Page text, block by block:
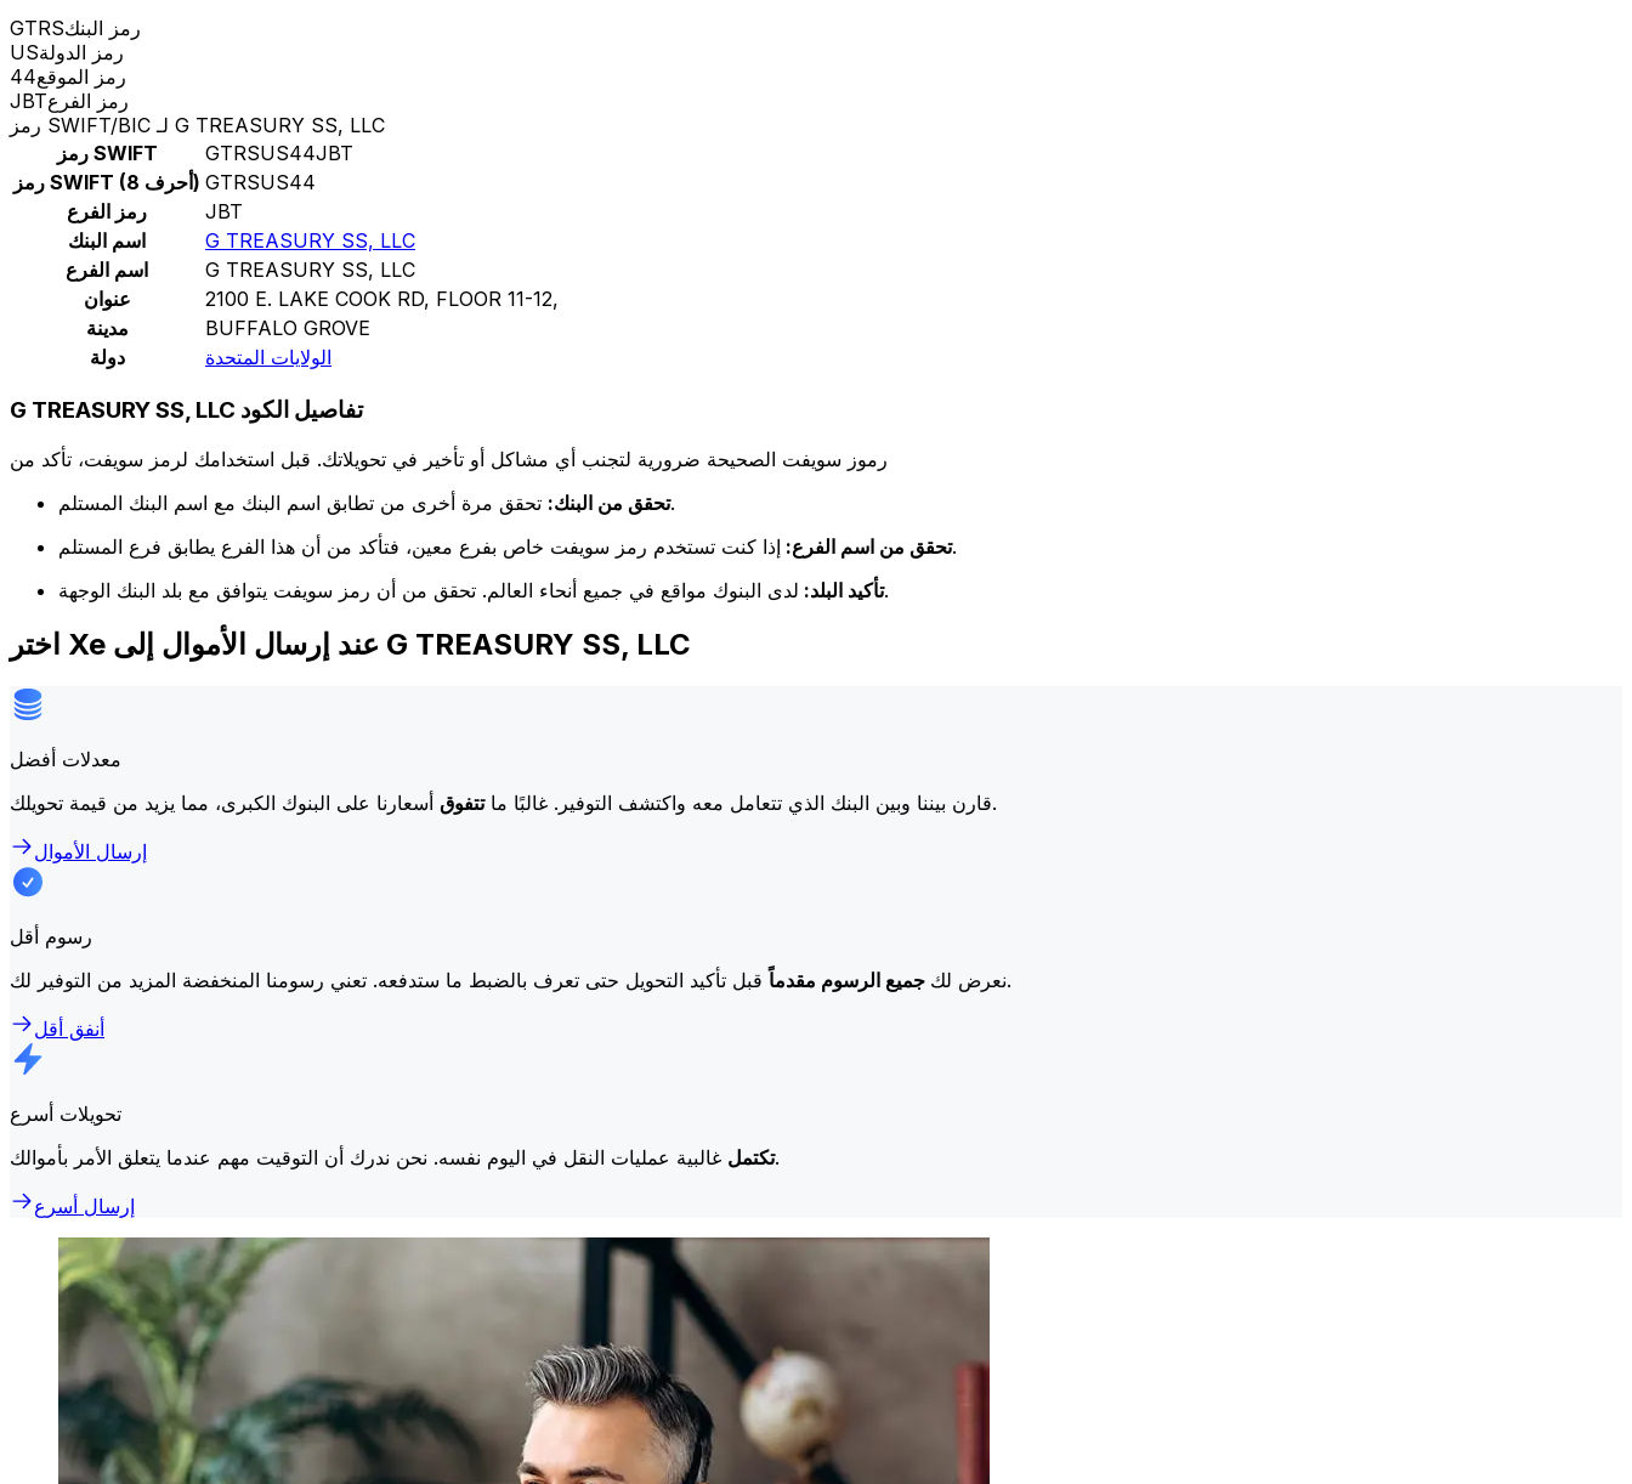
GTRSرمز البنك
USرمز الدولة
44رمز الموقع
JBTرمز الفرع
رمز SWIFT/BIC لـ G TREASURY SS, LLC
رمز SWIFT
GTRSUS44JBT
رمز SWIFT (8 أحرف) GTRSUS44
رمز الفرع
JBT
اسم البنك
G TREASURY SS, LLC
اسم الفرع
G TREASURY SS, LLC
عنوان
2100 E. LAKE COOK RD, FLOOR 11-12,
مدينة
BUFFALO GROVE
دولة
الولايات المتحدة
G TREASURY SS, LLC تفاصيل الكود
رموز سويفت الصحيحة ضرورية لتجنب أي مشاكل أو تأخير في تحويلاتك. قبل استخدامك لرمز سويفت، تأكد من
تحقق من البنك:تحقق مرة أخرى من تطابق اسم البنك مع اسم البنك المستلم.
تحقق من اسم الفرع:إذا كنت تستخدم رمز سويفت خاص بفرع معين، فتأكد من أن هذا الفرع يطابق فرع المستلم.
تأكيد البلد:لدى البنوك مواقع في جميع أنحاء العالم. تحقق من أن رمز سويفت يتوافق مع بلد البنك الوجهة.
اختر Xe عند إرسال الأموال إلى G TREASURY SS, LLC
معدلات أفضل
قارن بيننا وبين البنك الذي تتعامل معه واكتشف التوفير. غالبًا ماتتفوق
أسعارنا على البنوك الكبرى، مما يزيد من قيمة تحويلك.
إرسال الأموال
رسوم أقل
نعرض لك جميع الرسوم مقدماً
قبل تأكيد التحويل حتى تعرف بالضبط ما ستدفعه. تعني رسومنا المنخفضة المزيد من التوفير لك.
أنفق أقل
تحويلات أسرع
تكتملغالبية عمليات النقل في اليوم نفسه. نحن ندرك أن التوقيت مهم عندما يتعلق الأمر بأموالك.
إرسال أسرع